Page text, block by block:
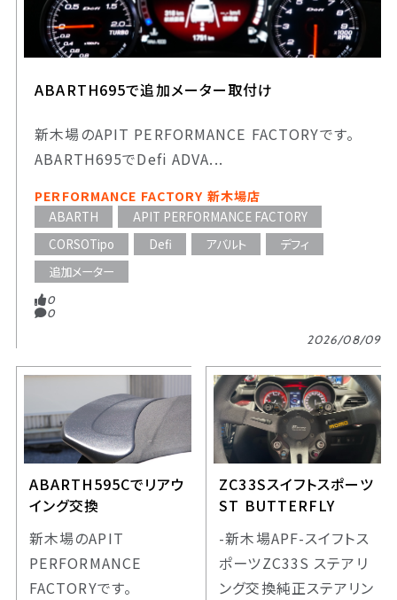
2026/08/09
ABARTH695で追加メーター取付け
新木場のAPIT PERFORMANCE FACTORYです。
ABARTH695でDefi ADVA...
PERFORMANCE FACTORY 新木場店
ABARTH
APIT PERFORMANCE FACTORY
CORSOTipo
Defi アバルト
デフィ
追加メーター
0
0
ABARTH595Cでリアウ
イング交換
新木場のAPIT
PERFORMANCE
FACTORYです。
ZC33Sスイフトスポーツ
ST BUTTERFLY
-新木場APF-スイフトス
ポーツZC33S ステアリ
ング交換純正ステアリン